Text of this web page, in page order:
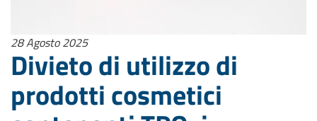
28 Agosto 2025
Divieto di utilizzo di
prodotti cosmetici